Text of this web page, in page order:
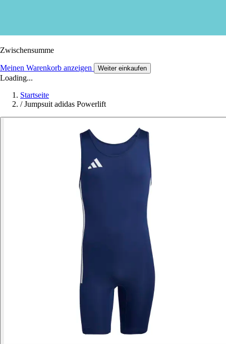
Zwischensumme
Meinen Warenkorb anzeigen Weiter einkaufen
Loading...
Startseite
/ Jumpsuit adidas Powerlift